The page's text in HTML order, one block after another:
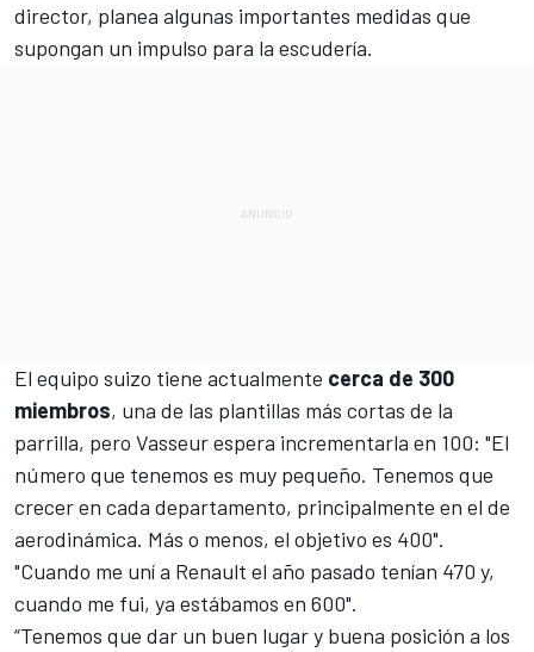
director, planea algunas importantes medidas que
supongan un impulso para la escudería.
El equipo suizo tiene actualmente cerca de 300
miembros, una de las plantillas más cortas de la
parrilla, pero Vasseur espera incrementarla en 100: "El
número que tenemos es muy pequeño. Tenemos que
crecer en cada departamento, principalmente en el de
aerodinámica. Más o menos, el objetivo es 400".
"Cuando me uní a Renault el año pasado tenían 470 y,
cuando me fui, ya estábamos en 600".
“Tenemos que dar un buen lugar y buena posición a los